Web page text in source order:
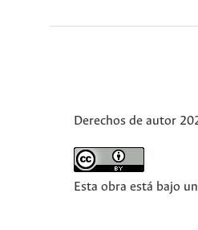
Derechos de autor
Esta obra está bajo